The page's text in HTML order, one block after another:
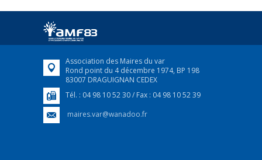
Afin d’accompagner au mieux les réfugiés
FEUILLETER
Association des Maires du var
Rond point du 4 décembre 1974, BP 198
83007 DRAGUIGNAN CEDEX
Tél. : 04 98 10 52 30 / Fax : 04 98 10 52 39
maires.var@wanadoo.fr